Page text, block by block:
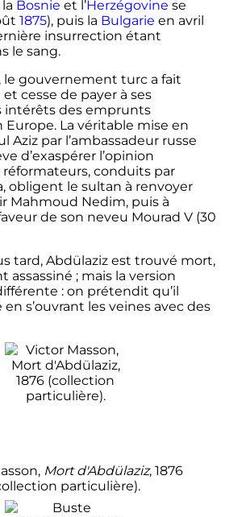
Bosnie et l’Herzégovine se
1875), puis la Bulgarie en avril
insurrection étant
le sang.
le gouvernement turc a fait
cesse de payer à ses
intérêts des emprunts
Europe. La véritable mise en
Aziz par l’ambassadeur russe
d’exaspérer l’opinion
réformateurs, conduits par
obligent le sultan à renvoyer
Mahmoud Nedim, puis à
de son neveu Mourad V(30
tard, Abdülaziz est trouvé mort,
assassiné ; mais la version
: on prétendit qu’il
en s’ouvrant les veines avec des
Mort d'Abdülaziz, 1876
particulière).